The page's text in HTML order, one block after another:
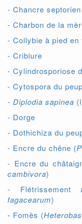
- Chancre
- Charbon de la
- Collybie à pied en
- Criblure
- Cylindrosporiose
- Cytospora du
- Diplodia sapinea (l
- Dorge
- Dothichiza du
- Encre du chêne (
- Encre du
cambivora)
- Flétrissement
fagacearum)
- Fomès (